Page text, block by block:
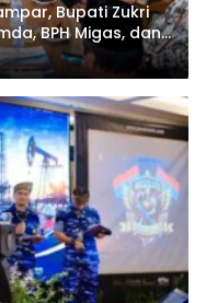
Bupati Zukri
BPH Migas, dan